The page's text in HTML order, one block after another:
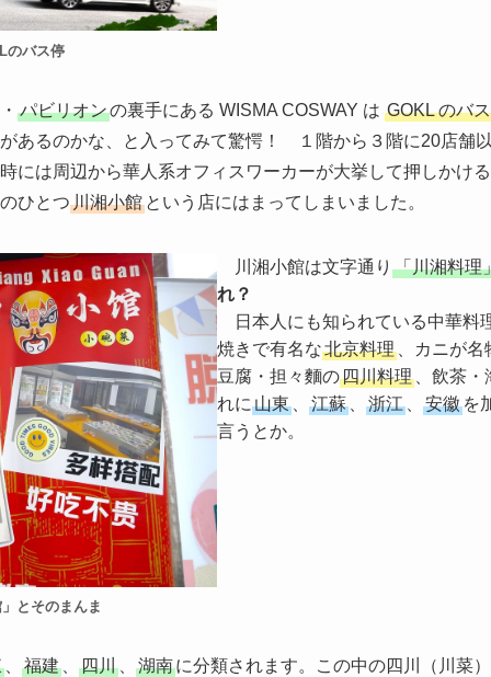
のバス停
パビリオンの裏手にある WISMA COSWAY は GOKL のバ
あるのかな、と入ってみて驚愕！ １階から３階に20店舗
には周辺から華人系オフィスワーカーが大挙して押しかけ
ひとつ川湘小館 という店にはまってしまいました。
とそのまんま
川湘小館は文字通り 「川湘料理
れ？
日本人にも知られている中華料
焼きで有名な北京料理 、カニが名
豆腐・担々麵の四川料理 、飲茶
れに 山東 江蘇 浙江 安徽 を
言うとか。
福建 四川 湖南に分類されます。この中の四川（川菜